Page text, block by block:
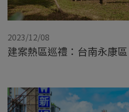
2023/12/08
建案熱區巡禮：台南永康